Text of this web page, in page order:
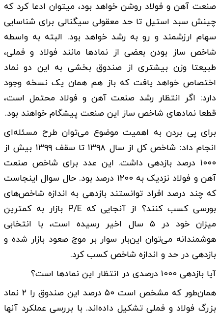
صنعت آهن و فولاد روشن خواهد بود، میتوان ادعا کرد که
چینش سبد استیل تا حد معقولی سیگنالی برای شناسایی
سهام ارزشمند و رو به رشد خواهد بود. البته به واسطه
شاخص ساز بودن بعضی از نمادها مانند فولاد و فملی،
طبیعتا وزن بیشتری از صندوق بخشی به این دو نماد
اختصاص خواهد یافت که باز هم همان یک نسخه وجود
دارد: اگر انتظار رشد صنعت آهن و فولاد محتمل است،
قطعا نمادهای شاخص ساز این صنعت پیشگام خواهند بود.
برای پی بردن به اهمیت موضوع می‌توان طرح مسئله‌ای
انجام داد: شاخص کل از سال ۱۳۹۸ تا سقف ۱۳۹۹ بیش از
۱۰۰۰ درصد بازدهی داشت. این عدد برای شاخص صنعت
آهن و فولاد نزدیک به ۱۲۰۰ درصد بود. حال سوال اینجاست
که چند درصد افراد توانستند بازدهی به اندازه شاخص‌های
بورسی کسب کنند؟ از آنجایی که P/E بازار به کمترین
میزان خود در ۵ سال اخیر رسیده است، با انتخابی
هوشمندانه می‌توان این‌بار سوار بر موج صعود بازار شده و
بازدهی در حد و اندازه شاخص کسب کرد.
آیا بازدهی ۱۰۰۰ درصدی در انتظار این نمادها است؟
همان‌طور که مشخص است ۵۰ درصد این صندوق را ۲ نماد
بزرگ فولاد و فملی تشکیل داده‌اند. با بررسی عملکرد آنها